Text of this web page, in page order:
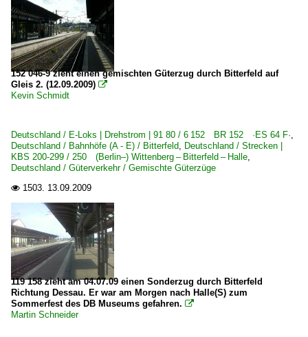
152 046-9 zieht einen gemischten Güterzug durch Bitterfeld auf
Gleis 2. (12.09.2009) 
Kevin Schmidt
Deutschland / E-Loks | Drehstrom | 91 80 / 6 152 BR 152 ·ES 64 F·,
Deutschland / Bahnhöfe (A - E) / Bitterfeld, Deutschland / Strecken |
KBS 200-299 / 250 (Berlin–) Wittenberg – Bitterfeld – Halle,
Deutschland / Güterverkehr / Gemischte Güterzüge
 1503. 13.09.2009
119 158 zieht am 04.07.09 einen Sonderzug durch Bitterfeld
Richtung Dessau. Er war am Morgen nach Halle(S) zum
Sommerfest des DB Museums gefahren. 
Martin Schneider